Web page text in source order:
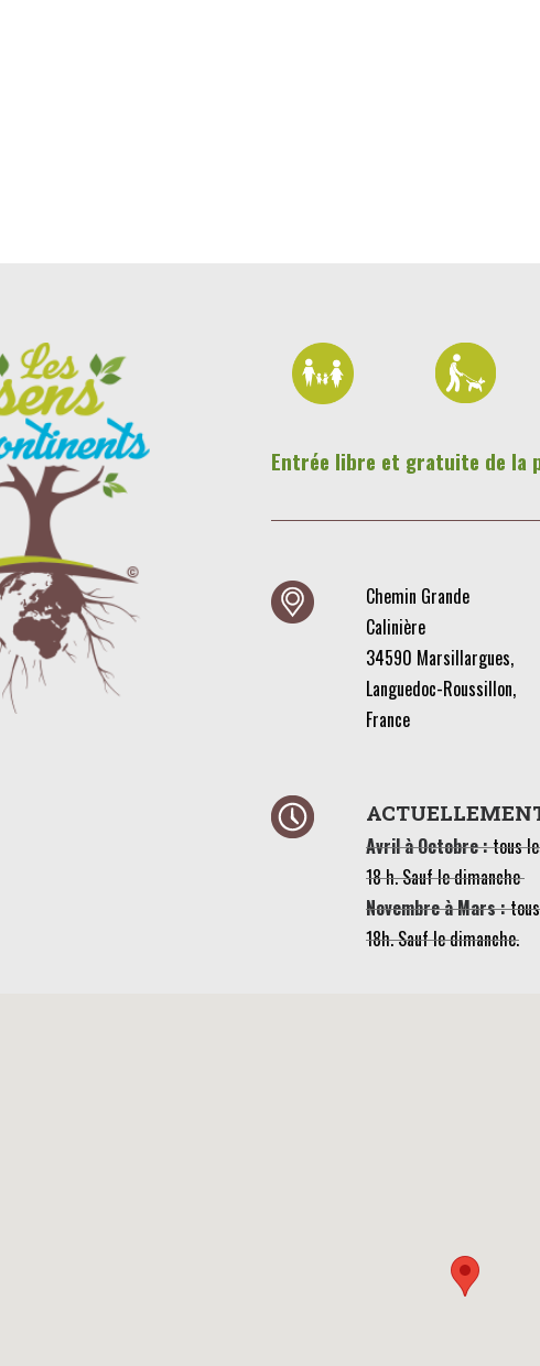
Entrée libre et gratuite de la
Chemin Grande
Calinière
34590 Marsillargues,
Languedoc-Roussillon,
France
Avril à Octobre :tous
18 h. Sauf le dimanche
Novembre à Mars :
18h. Sauf le dimanche.